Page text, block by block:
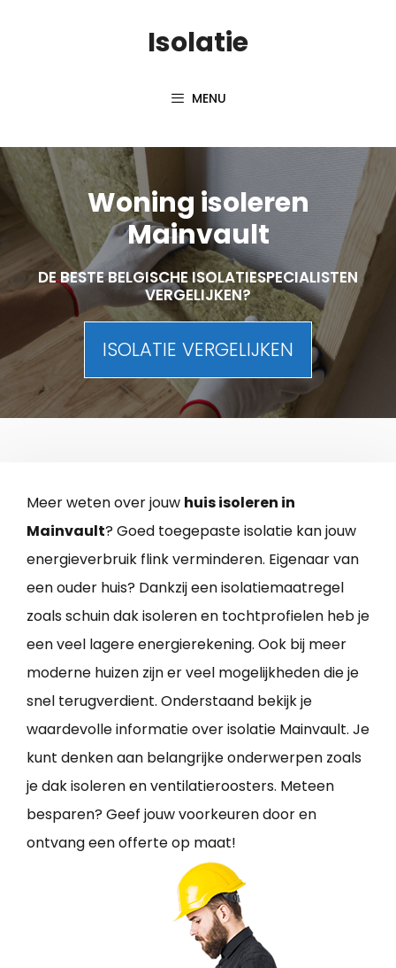
Isolatie
MENU
Woning isoleren
Mainvault
DE BESTE BELGISCHE ISOLATIESPECIALISTEN
VERGELIJKEN?
ISOLATIE VERGELIJKEN
Meer weten over jouw huis isoleren in
Mainvault? Goed toegepaste isolatie kan jouw
energieverbruik flink verminderen. Eigenaar van
een ouder huis? Dankzij een isolatiemaatregel
zoals schuin dak isoleren en tochtprofielen heb je
een veel lagere energierekening. Ook bij meer
moderne huizen zijn er veel mogelijkheden die je
snel terugverdient. Onderstaand bekijk je
waardevolle informatie over isolatie Mainvault. Je
kunt denken aan belangrijke onderwerpen zoals
je dak isoleren en ventilatieroosters. Meteen
besparen? Geef jouw voorkeuren door en
ontvang een offerte op maat!